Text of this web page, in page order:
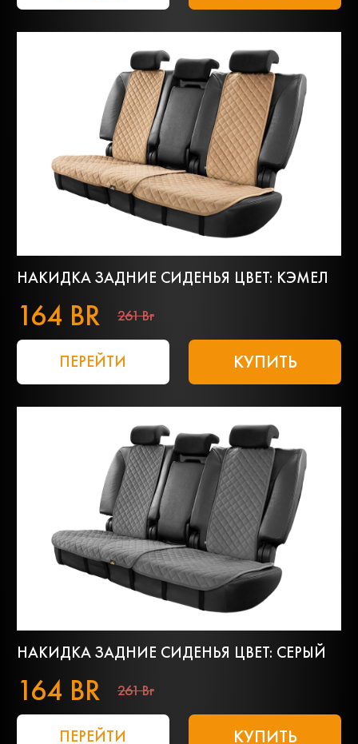
НАКИДКА ЗАДНИЕ СИДЕНЬЯ ЦВЕТ: КЭМЕЛ
164 BR 261 Br
ПЕРЕЙТИ КУПИТЬ
НАКИДКА ЗАДНИЕ СИДЕНЬЯ ЦВЕТ: СЕРЫЙ
164 BR 261 Br
ПЕРЕЙТИ КУПИТЬ